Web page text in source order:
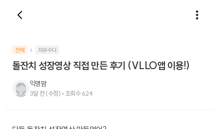
전체 자유수다
돌잔치 성장영상 직접 만든 후기 (VLLO앱 이용!)
익명맘
3달 전 (수정)• 조회수624